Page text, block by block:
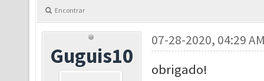
Encontrar
Guguis10
07-28-2020, 04:29
obrigado!